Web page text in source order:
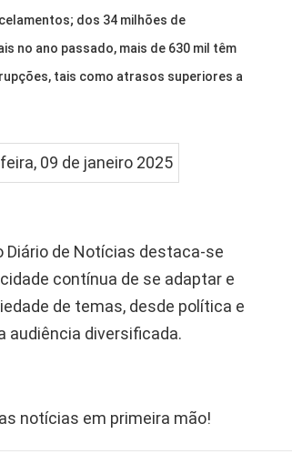
dos 34 milhões de
no ano passado, mais de 630 mil têm
tais como atrasos superiores a
Diário de Notícias destaca-se
contínua de se adaptar e
de temas, desde política e
audiência diversificada.
notícias em primeira mão!